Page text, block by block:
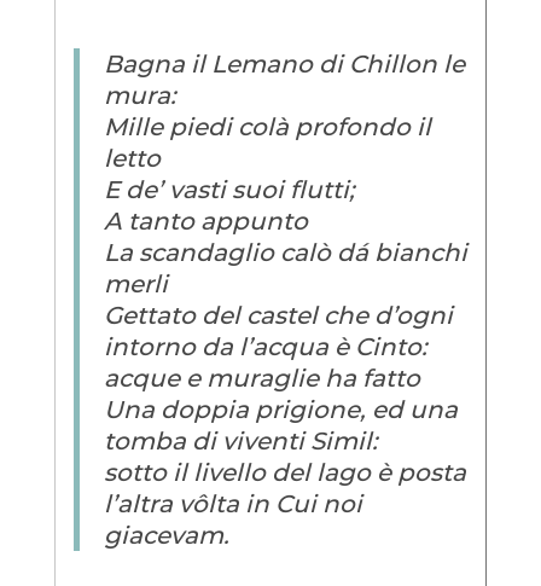
Bagna il Lemano di Chillon le
mura:
Mille piedi colà profondo il
letto
E de’ vasti suoi flutti;
A tanto appunto
La scandaglio calò dá bianchi
merli
Gettato del castel che d’ogni
intorno da l’acqua è Cinto:
acque e muraglie ha fatto
Una doppia prigione, ed una
tomba di viventi Simil:
sotto il livello del lago è posta
l’altra vôlta in Cui noi
giacevam.